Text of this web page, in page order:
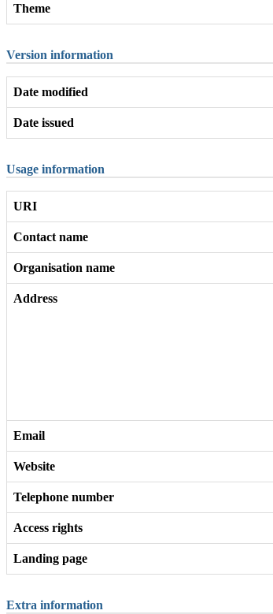
Theme
Version information
Date modified
Date issued
Usage information
URI
Contact name
Organisation name
Address
Email
Website
Telephone number
Access rights
Landing page
Extra information